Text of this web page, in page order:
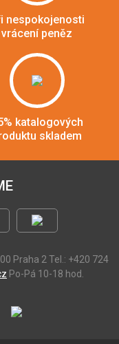
nespokojenosti
vrácení peněz
katalogových
skladem
Praha 2 Tel.: +420 724
Po-Pá 10-18 hod.